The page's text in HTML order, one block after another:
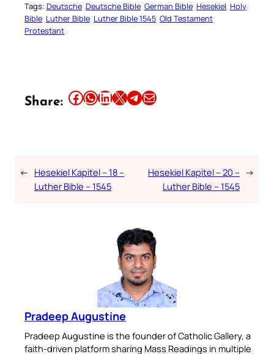
Tags: Deutsche Deutsche Bible German Bible Hesekiel Holy
Bible Luther Bible Luther Bible 1545 Old Testament
Protestant
Share: Share this article on Facebook Share this article on WhatsApp Share this article on LinkedIn Share this article on X Share this article on TelegramEmail this Article
← Hesekiel Kapitel – 18 –
Luther Bible – 1545
Hesekiel Kapitel – 20 –
Luther Bible – 1545
→
Pradeep Augustine
Pradeep Augustine is the founder of Catholic Gallery, a
faith-driven platform sharing Mass Readings in multiple